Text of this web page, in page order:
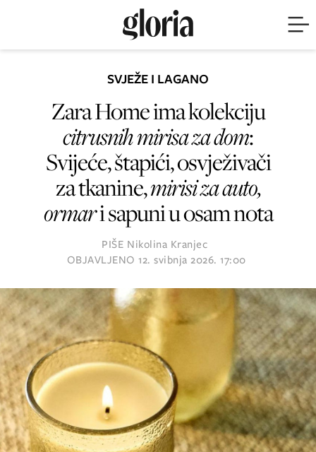
SVJEŽE I LAGANO
Zara Home ima kolekciju
citrusnih mirisa za dom:
Svijeće, štapići, osvježivači
za tkanine,mirisi za auto,
ormari sapuni u osam nota
PIŠE Nikolina Kranjec
OBJAVLJENO 12. svibnja 2026. 17:00